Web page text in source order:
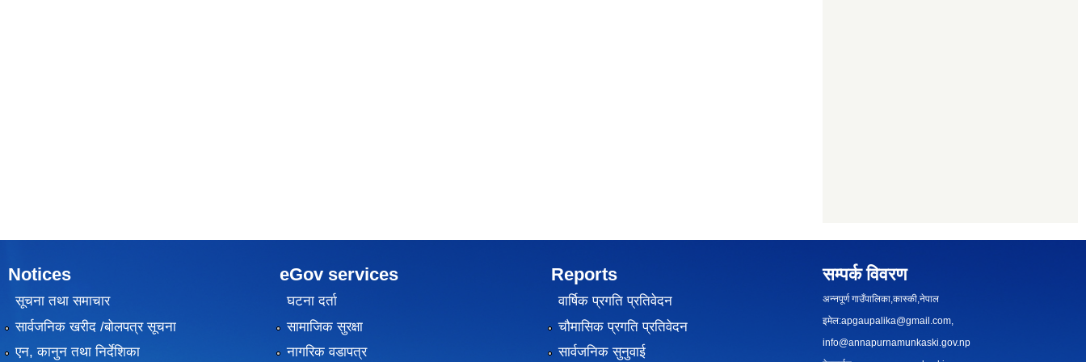
Notices
सूचना तथा समाचार
सार्वजनिक खरीद /बोलपत्र सूचना
एन, कानुन तथा निर्देशिका
eGov services
घटना दर्ता
सामाजिक सुरक्षा
नागरिक वडापत्र
Reports
वार्षिक प्रगति प्रतिवेदन
चौमासिक प्रगति प्रतिवेदन
सार्वजनिक सुनुवाई
सम्पर्क विवरण
अन्नपूर्ण गाउँपालिका,कास्की,नेपाल
इमेल:apgaupalika@gmail.com
info@annapurnamunkaski.gov.np